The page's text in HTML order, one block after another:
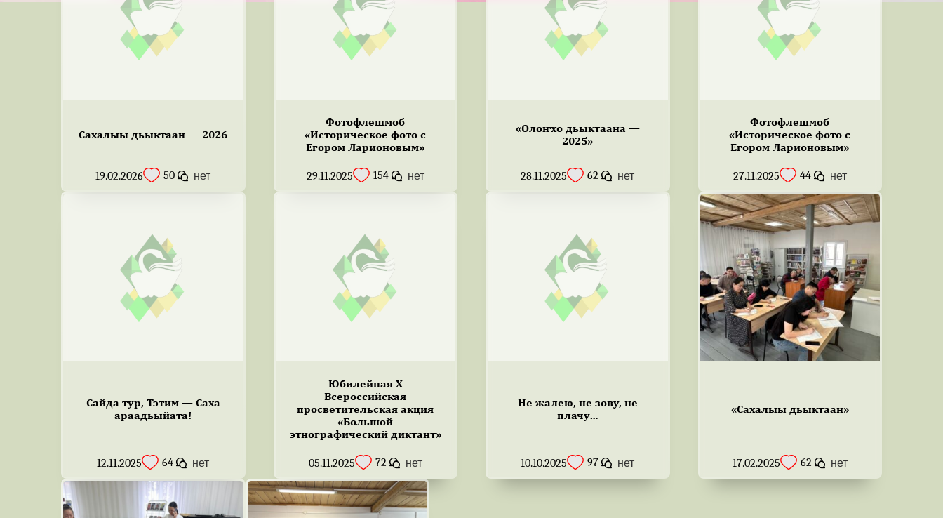
Сахалыы дьыктаан — 2026
19.02.2026 50 нет
Фотофлешмоб
«Историческое фото с
Егором Ларионовым»
29.11.2025 154 нет
«Олоҥхо дьыктаана —
2025»
28.11.2025 62 нет
Фотофлешмоб
«Историческое фото с
Егором Ларионовым»
27.11.2025 44 нет
Сайда тур, Тэтим — Саха
араадьыйата!
12.11.2025 64 нет
Юбилейная X
Всероссийская
просветительская акция
«Большой
этнографический диктант»
05.11.2025 72 нет
Не жалею, не зову, не
плачу…
10.10.2025 97 нет
«Сахалыы дьыктаан»
17.02.2025 62 нет